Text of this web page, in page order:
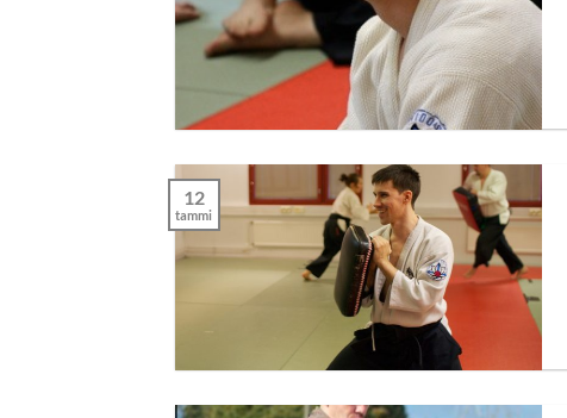
12
tammi